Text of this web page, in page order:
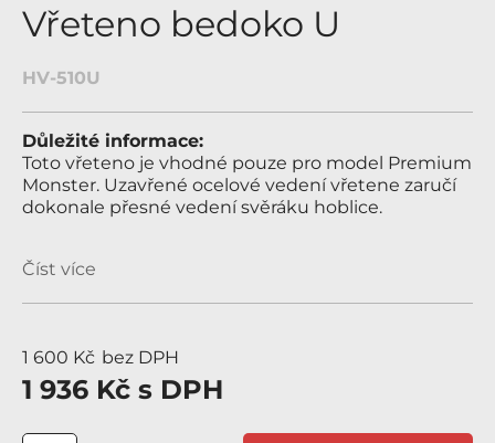
Vřeteno bedoko U
HV-510U
Důležité informace:
Toto vřeteno je vhodné pouze pro model Premium
Monster. Uzavřené ocelové vedení vřetene zaručí
dokonale přesné vedení svěráku hoblice.
Číst více
1 600 Kč bez DPH
1 936 Kč s DPH